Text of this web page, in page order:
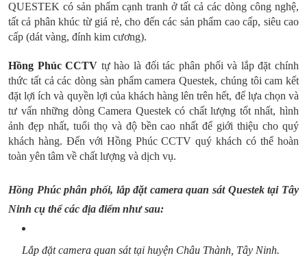
QUESTEK có sản phẩm cạnh tranh ở tất cả các dòng công nghệ,
tất cả phân khúc từ giá rẻ, cho đến các sản phẩm cao cấp, siêu cao
cấp (dát vàng, đính kim cương).
Hồng Phúc CCTV tự hào là đối tác phân phối và lắp đặt chính
thức tất cả các dòng sàn phẩm camera Questek, chúng tôi cam kết
đặt lợi ích và quyền lợi của khách hàng lên trên hết, để lựa chọn và
tư vấn những dòng Camera Questek có chất lượng tốt nhất, hình
ảnh đẹp nhất, tuổi thọ và độ bền cao nhất để giới thiệu cho quý
khách hàng. Đển với Hồng Phúc CCTV quý khách có thể hoàn
toàn yên tâm về chất lượng và dịch vụ.
Hồng Phúc phân phối, lắp đặt camera quan sát Questek tại Tây
Ninh cụ thể các địa điểm như sau:
Lắp đặt camera quan sát tại huyện Châu Thành, Tây Ninh.